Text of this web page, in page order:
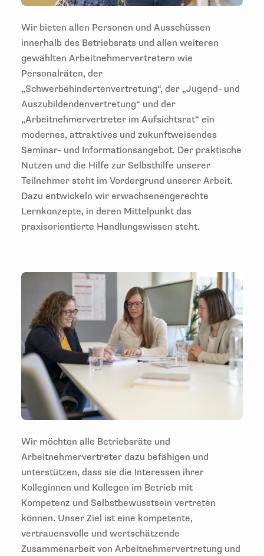
Wir bieten allen Personen und Ausschüssen
innerhalb des Betriebsrats und allen weiteren
gewählten Arbeitnehmervertretern wie
Personalräten, der
„Schwerbehindertenvertretung“, der „Jugend- und
Auszubildendenvertretung“ und der
„Arbeitnehmervertreter im Aufsichtsrat“ ein
modernes, attraktives und zukunftweisendes
Seminar- und Informationsangebot. Der praktische
Nutzen und die Hilfe zur Selbsthilfe unserer
Teilnehmer steht im Vordergrund unserer Arbeit.
Dazu entwickeln wir erwachsenengerechte
Lernkonzepte, in deren Mittelpunkt das
praxisorientierte Handlungswissen steht.
Wir möchten alle Betriebsräte und
Arbeitnehmervertreter dazu befähigen und
unterstützen, dass sie die Interessen ihrer
Kolleginnen und Kollegen im Betrieb mit
Kompetenz und Selbstbewusstsein vertreten
können. Unser Ziel ist eine kompetente,
vertrauensvolle und wertschätzende
Zusammenarbeit von Arbeitnehmervertretung und